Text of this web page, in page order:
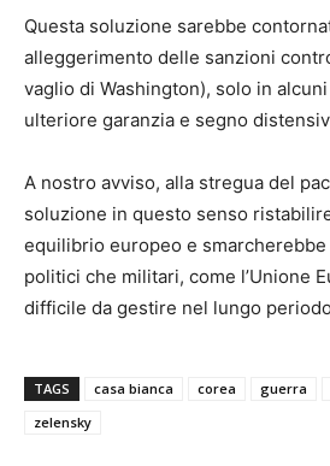
Questa soluzione sarebbe
alleggerimento delle sanzioni
vaglio di Washington), solo in
ulteriore garanzia e segno
A nostro avviso, alla stregua del
soluzione in questo senso
equilibrio europeo e
politici che militari, come l’Unione
difficile da gestire nel lungo
TAGS casa bianca corea guerra
zelensky